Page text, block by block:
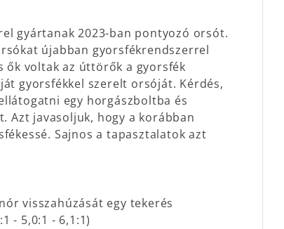
gyártanak 2023-ban pontyozó orsót.
újabban gyorsfékrendszerrel
ők voltak az úttörők a gyorsfék
gyorsfékkel szerelt orsóját. Kérdés,
egy horgászboltba és
javasoljuk, hogy a korábban
Sajnos a tapasztalatok azt
visszahúzását egy tekerés
- 5,0:1 - 6,1:1)